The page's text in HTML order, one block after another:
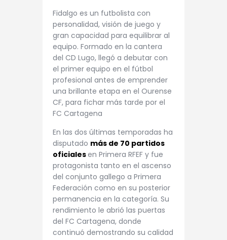
Fidalgo es un futbolista con
personalidad, visión de juego y
gran capacidad para equilibrar al
equipo. Formado en la cantera
del CD Lugo, llegó a debutar con
el primer equipo en el fútbol
profesional antes de emprender
una brillante etapa en el Ourense
CF, para fichar más tarde por el
FC Cartagena
En las dos últimas temporadas ha
disputado más de 70 partidos
oficialesen Primera RFEF y fue
protagonista tanto en el ascenso
del conjunto gallego a Primera
Federación como en su posterior
permanencia en la categoría. Su
rendimiento le abrió las puertas
del FC Cartagena, donde
continuó demostrando su calidad